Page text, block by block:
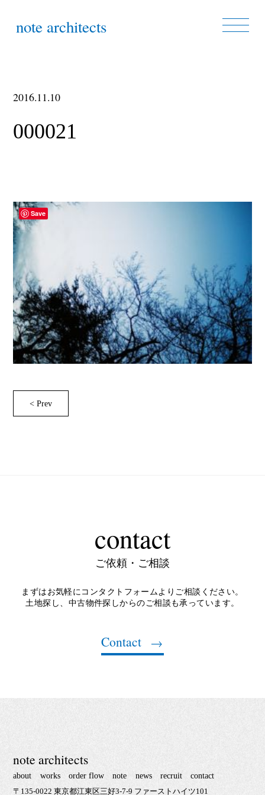
note architects
2016.11.10
000021
< Prev
contact
ご依頼・ご相談
まずはお気軽にコンタクトフォームよりご相談ください。
土地探し、中古物件探しからのご相談も承っています。
Contact
note architects
about works order flow note news recruit contact
〒135-0022 東京都江東区三好3-7-9 ファーストハイツ101
Save